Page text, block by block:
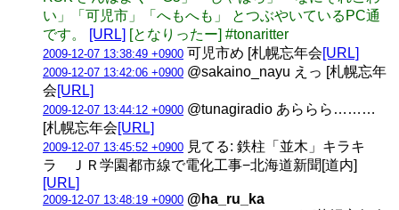
い」「可児市」「へもへも」 とつぶやいているPC通
です。
[URL] [となりったー] #tonaritter
2009-12-07 13:38:49 +0900 可児市め [札幌忘年会[URL]
2009-12-07 13:42:06 +0900 @sakaino_nayu えっ [札幌忘年
会[URL]
2009-12-07 13:44:12 +0900 @tunagiradio あららら………
[札幌忘年会[URL]
2009-12-07 13:45:52 +0900 見てる: 鉄柱「並木」キラキ
ラ ＪＲ学園都市線で電化工事−北海道新聞[道内]
[URL]
2009-12-07 13:48:19 +0900 @ha_ru_ka